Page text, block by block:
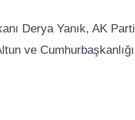
Derya Yanık, AK Parti
ve Cumhurbaşkanlığı